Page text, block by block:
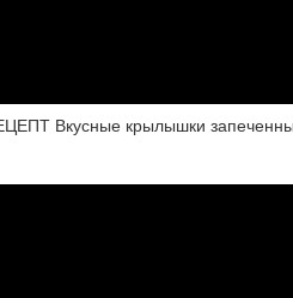
Вкусные крылышки